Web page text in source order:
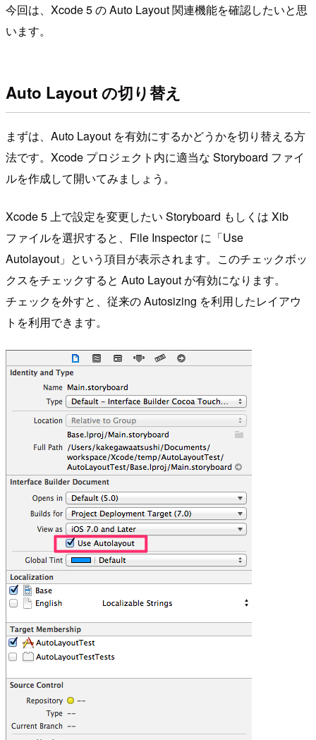
今回は、Xcode 5 の Auto Layout 関連機能を確認したいと思
います。
Auto Layout の切り替え
まずは、Auto Layout を有効にするかどうかを切り替える方
法です。Xcode プロジェクト内に適当な Storyboard ファイ
ルを作成して開いてみましょう。
Xcode 5 上で設定を変更したい Storyboard もしくは Xib
ファイルを選択すると、File Inspector に「Use
Autolayout」という項目が表示されます。このチェックボッ
クスをチェックすると Auto Layout が有効になります。
チェックを外すと、従来の Autosizing を利用したレイアウ
トを利用できます。